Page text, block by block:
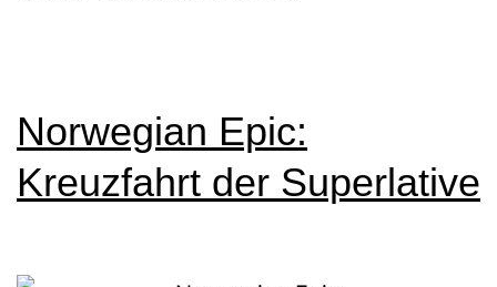
Tipps
Norwegian Epic:
Kreuzfahrt der Superlative